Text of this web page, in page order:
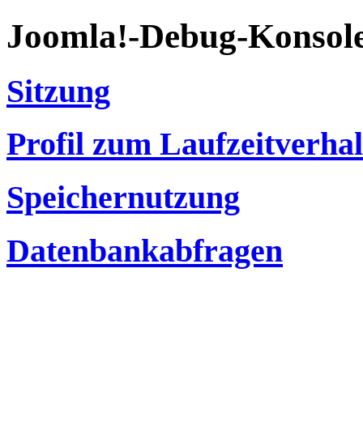
Joomla!-Debug-
Sitzung
Profil zum
Speichernutzung
Datenbankabfragen